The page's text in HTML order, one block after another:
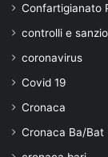
Confartigianato
controlli e
coronavirus
Covid 19
Cronaca
Cronaca Ba/Bat